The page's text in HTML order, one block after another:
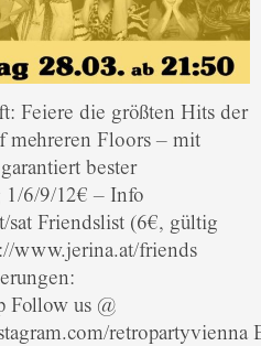
Feiere die größten Hits der
mehreren Floors – mit
bester
6/9/12€ – Info
Friendslist (6€, gültig
www.jerina.at/friends
Follow us @
retropartyvienna